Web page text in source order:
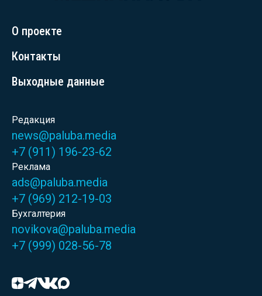
О проекте
Контакты
Выходные данные
Редакция
news@paluba.media
+7 (911) 196-23-62
Реклама
ads@paluba.media
+7 (969) 212-19-03
Бухгалтерия
novikova@paluba.media
+7 (999) 028-56-78